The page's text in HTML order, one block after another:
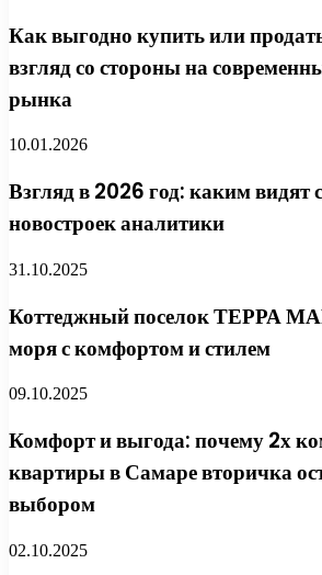
Как выгодно купить или
взгляд со стороны на
рынка
10.01.2026
Взгляд в 2026 год: каким видят
новостроек аналитики
31.10.2025
Коттеджный поселок ТЕРРА
моря с комфортом и стилем
09.10.2025
Комфорт и выгода: почему 2х
квартиры в Самаре вторичка
выбором
02.10.2025